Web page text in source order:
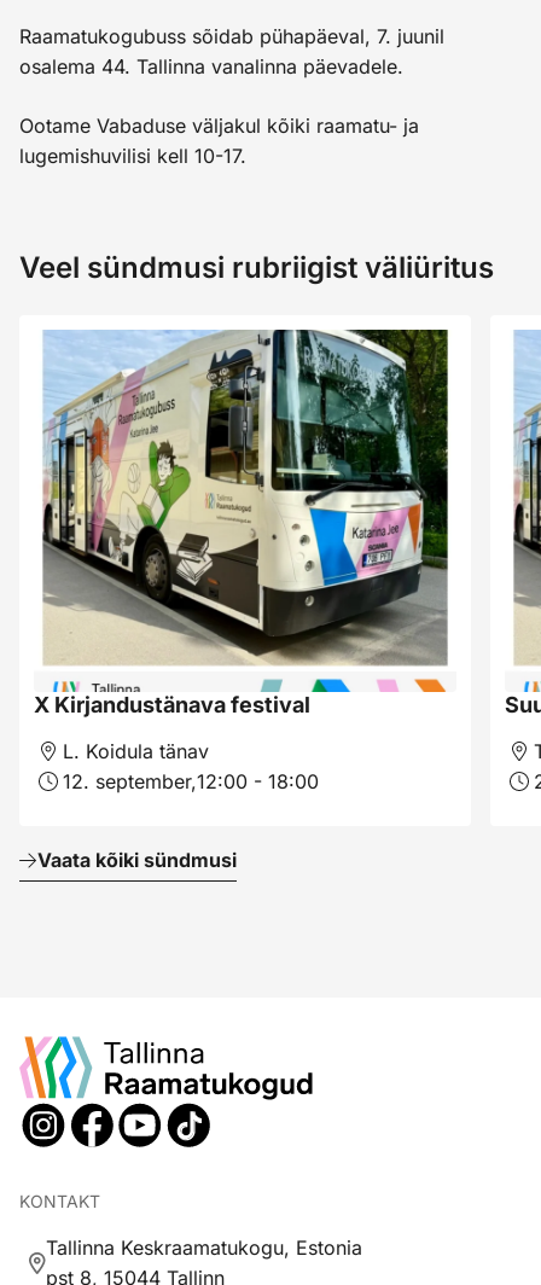
Raamatukogubuss sõidab pühapäeval, 7. juunil
osalema 44. Tallinna vanalinna päevadele.
Ootame Vabaduse väljakul kõiki raamatu- ja
lugemishuvilisi kell 10-17.
Veel sündmusi rubriigist väliüritus
X Kirjandustänava festival
L. Koidula tänav
12. september,12:00 - 18:00
Vaata kõiki sündmusi
KONTAKT
Tallinna Keskraamatukogu, Estonia
pst 8, 15044 Tallinn